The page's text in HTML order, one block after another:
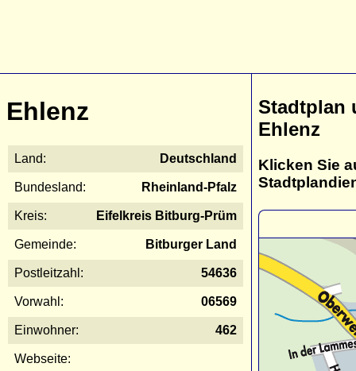
Ehlenz
Land: Deutschland
Bundesland: Rheinland-Pfalz
Kreis: Eifelkreis Bitburg-Prüm
Gemeinde: Bitburger Land
Postleitzahl: 54636
Vorwahl: 06569
Einwohner: 462
Webseite:
Stadtplan
Ehlenz
Klicken Sie